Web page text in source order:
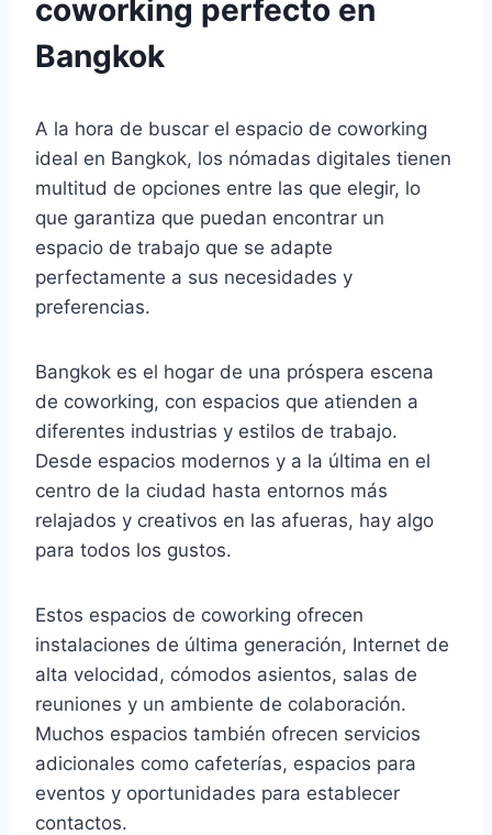
coworking perfecto en
Bangkok
A la hora de buscar el espacio de coworking
ideal en Bangkok, los nómadas digitales tienen
multitud de opciones entre las que elegir, lo
que garantiza que puedan encontrar un
espacio de trabajo que se adapte
perfectamente a sus necesidades y
preferencias.
Bangkok es el hogar de una próspera escena
de coworking, con espacios que atienden a
diferentes industrias y estilos de trabajo.
Desde espacios modernos y a la última en el
centro de la ciudad hasta entornos más
relajados y creativos en las afueras, hay algo
para todos los gustos.
Estos espacios de coworking ofrecen
instalaciones de última generación, Internet de
alta velocidad, cómodos asientos, salas de
reuniones y un ambiente de colaboración.
Muchos espacios también ofrecen servicios
adicionales como cafeterías, espacios para
eventos y oportunidades para establecer
contactos.